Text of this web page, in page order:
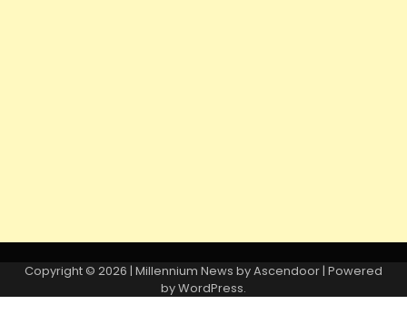
Copyright © 2026 | Millennium News byAscendoor| Powered
byWordPress.